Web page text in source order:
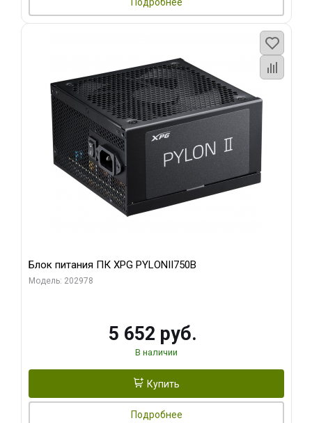
Блок питания ПК XPG PYLONII750B
Модель: 202978
5 652 руб.
В наличии
Купить
Подробнее